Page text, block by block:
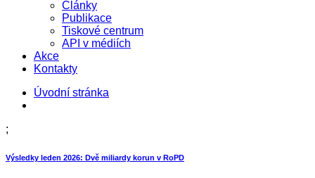
Články
Publikace
Tiskové centrum
API v médiích
Akce
Kontakty
Úvodní stránka
;
Výsledky leden 2026: Dvě miliardy korun v RoPD